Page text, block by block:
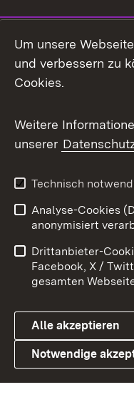
Facebook
X / Twitter
Youtube
Link zum Landesportal
Impressum
Barrierefreiheit
Cookies
Um unsere
und verbessern zu
Cookies.
Weitere
unserer
Technisch
Analyse-Cookies
anonymisiert
Drittanbieter-
Facebook, X /
gesamten
Alle akzeptieren
Notwendige